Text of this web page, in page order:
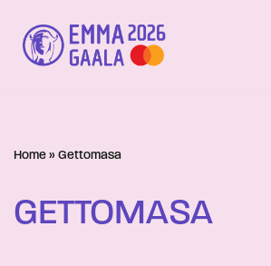
Siirry
suoraan
Home » Gettomasa
GETTOMASA